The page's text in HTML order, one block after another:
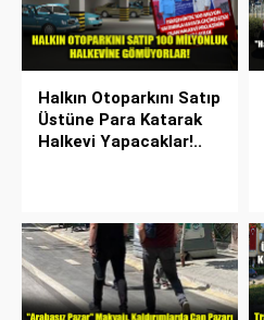
Halkın Otoparkını Satıp
Üstüne Para Katarak
Halkevi Yapacaklar!..